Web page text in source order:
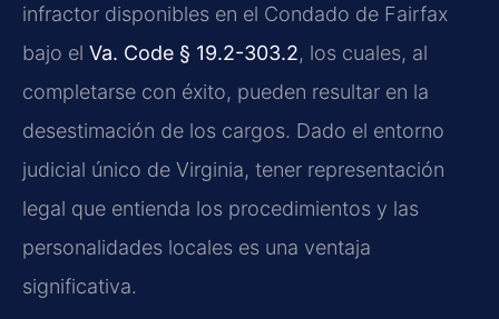
infractor disponibles en el Condado de Fairfax
bajo el Va. Code § 19.2-303.2, los cuales, al
completarse con éxito, pueden resultar en la
desestimación de los cargos. Dado el entorno
judicial único de Virginia, tener representación
legal que entienda los procedimientos y las
personalidades locales es una ventaja
significativa.